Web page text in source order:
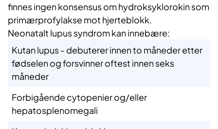
finnes ingen konsensus om hydroksyklorokin som
primærprofylakse mot hjerteblokk.
Neonatalt lupus syndrom kan innebære:
Kutan lupus - debuterer innen to måneder etter
fødselen og forsvinner oftest innen seks
måneder
Forbigående cytopenier og/eller
hepatosplenomegali